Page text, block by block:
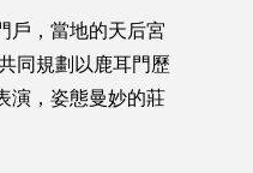
戶，當地的天后宮
同規劃以鹿耳門歷
演，姿態曼妙的莊